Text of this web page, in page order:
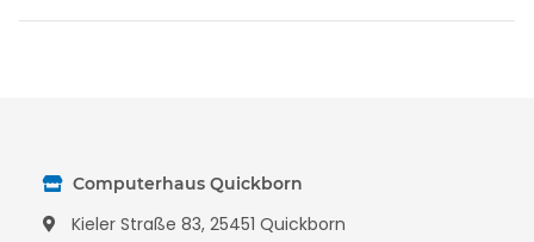
Computerhaus Quickborn
Kieler Straße 83, 25451 Quickborn